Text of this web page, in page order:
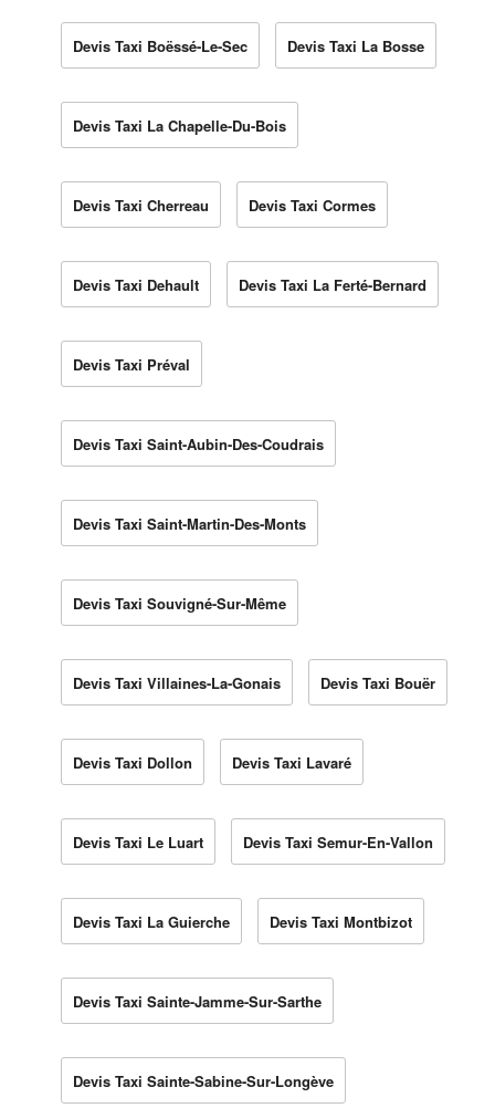
Devis Taxi Boëssé-Le-Sec Devis Taxi La Bosse
Devis Taxi La Chapelle-Du-Bois
Devis Taxi Cherreau Devis Taxi Cormes
Devis Taxi Dehault Devis Taxi La Ferté-Bernard
Devis Taxi Préval
Devis Taxi Saint-Aubin-Des-Coudrais
Devis Taxi Saint-Martin-Des-Monts
Devis Taxi Souvigné-Sur-Même
Devis Taxi Villaines-La-Gonais Devis Taxi Bouër
Devis Taxi Dollon Devis Taxi Lavaré
Devis Taxi Le Luart Devis Taxi Semur-En-Vallon
Devis Taxi La Guierche Devis Taxi Montbizot
Devis Taxi Sainte-Jamme-Sur-Sarthe
Devis Taxi Sainte-Sabine-Sur-Longève